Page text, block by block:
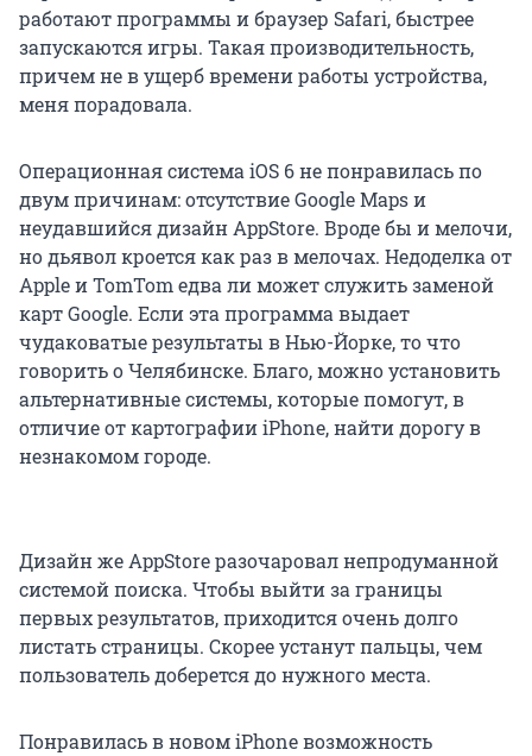
работают программы и браузер Safari, быстрее
запускаются игры. Такая производительность,
причем не в ущерб времени работы устройства,
меня порадовала.
Операционная система iOS 6 не понравилась по
двум причинам: отсутствие Google Maps и
неудавшийся дизайн AppStore. Вроде бы и мелочи,
но дьявол кроется как раз в мелочах. Недоделка от
Apple и TomTom едва ли может служить заменой
карт Google. Если эта программа выдает
чудаковатые результаты в Нью-Йорке, то что
говорить о Челябинске. Благо, можно установить
альтернативные системы, которые помогут, в
отличие от картографии iPhone, найти дорогу в
незнакомом городе.
Дизайн же AppStore разочаровал непродуманной
системой поиска. Чтобы выйти за границы
первых результатов, приходится очень долго
листать страницы. Скорее устанут пальцы, чем
пользователь доберется до нужного места.
Понравилась в новом iPhone возможность